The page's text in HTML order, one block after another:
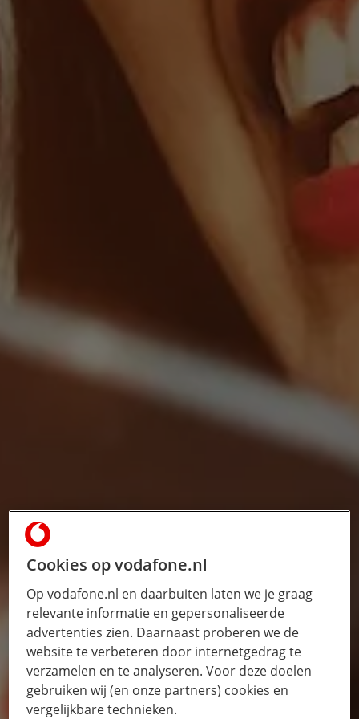
Cookies op vodafone.nl
Op vodafone.nl en daarbuiten laten we je graag
relevante informatie en gepersonaliseerde
advertenties zien. Daarnaast proberen we de
website te verbeteren door internetgedrag te
verzamelen en te analyseren. Voor deze doelen
gebruiken wij (en onze partners) cookies en
vergelijkbare technieken.